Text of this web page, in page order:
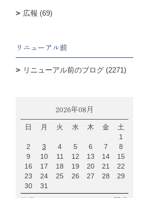
広報 (69)
リニューアル前
リニューアル前のブログ (2271)
2026年08月
日 月 火 水 木 金
土
1
2
3 4 5 6 7
8
9
10 11 12 13 14
15
16
17 18 19 20 21
22
23
24 25 26 27 28
29
30
31